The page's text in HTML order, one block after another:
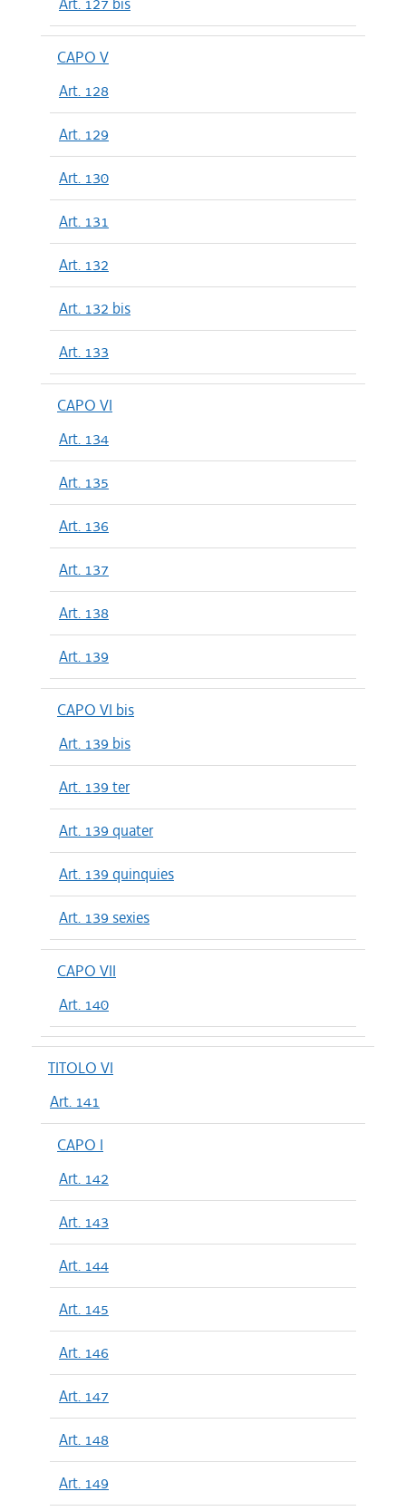
CAPO V
Art. 128
Art. 129
Art. 130
Art. 131
Art. 132
Art. 132 bis
Art. 133
CAPO VI
Art. 134
Art. 135
Art. 136
Art. 137
Art. 138
Art. 139
CAPO VI bis
Art. 139 bis
Art. 139 ter
Art. 139 quater
Art. 139 quinquies
Art. 139 sexies
CAPO VII
Art. 140
TITOLO VI
Art. 141
CAPO I
Art. 142
Art. 143
Art. 144
Art. 145
Art. 146
Art. 147
Art. 148
Art. 149